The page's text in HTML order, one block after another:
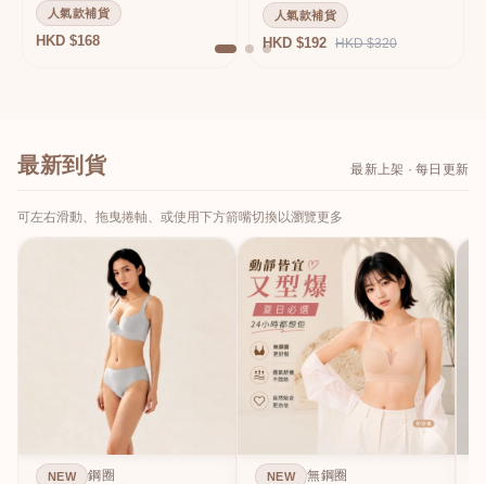
人氣款補貨
HKD $168
人氣款補貨
HKD $192 HKD $320
最新到貨 最新上架 · 每日更新
可左右滑動、拖曳捲軸、或使用下方箭嘴切換以瀏覽更多
NEW 鋼圈 NEW 無鋼圈